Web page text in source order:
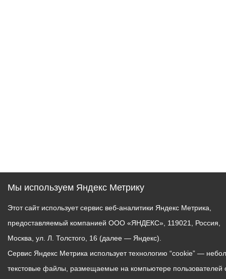
Мы используем Яндекс Метрику
Этот сайт использует сервис веб-аналитики Яндекс Метрика,
предоставляемый компанией ООО «ЯНДЕКС», 119021, Россия,
Москва, ул. Л. Толстого, 16 (далее — Яндекс).
Сервис Яндекс Метрика использует технологию “cookie” —
текстовые файлы, размещаемые на компьютере пользователей